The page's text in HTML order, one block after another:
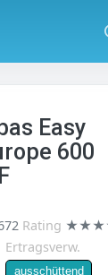
Easy
600
Rating
Ertragsverw.
ausschüttend